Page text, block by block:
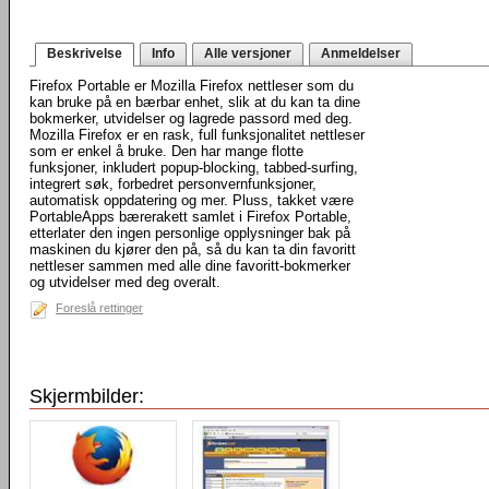
Beskrivelse Info Alle versjoner Anmeldelser
Firefox Portable er Mozilla Firefox nettleser som du
kan bruke på en bærbar enhet, slik at du kan ta dine
bokmerker, utvidelser og lagrede passord med deg.
Mozilla Firefox er en rask, full funksjonalitet nettleser
som er enkel å bruke. Den har mange flotte
funksjoner, inkludert popup-blocking, tabbed-surfing,
integrert søk, forbedret personvernfunksjoner,
automatisk oppdatering og mer. Pluss, takket være
PortableApps bærerakett samlet i Firefox Portable,
etterlater den ingen personlige opplysninger bak på
maskinen du kjører den på, så du kan ta din favoritt
nettleser sammen med alle dine favoritt-bokmerker
og utvidelser med deg overalt.
Foreslå rettinger
Skjermbilder: